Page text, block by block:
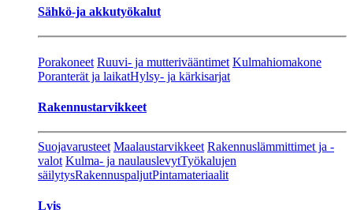
Sähkö-ja akkutyökalut
Porakoneet Ruuvi- ja mutterivääntimet Kulmahiomakone
Poranterät ja laikatHylsy- ja kärkisarjat
Rakennustarvikkeet
Suojavarusteet Maalaustarvikkeet Rakennuslämmittimet ja -
valot Kulma- ja naulauslevytTyökalujen
säilytysRakennuspaljutPintamateriaalit
Lvis